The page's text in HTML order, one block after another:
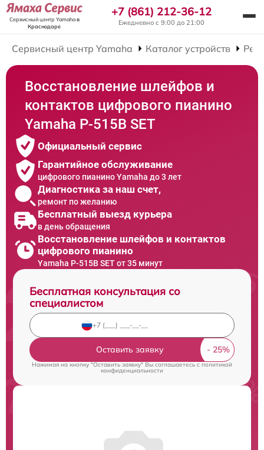
Сервисный центр Yamahaв
Краснодаре
+7 (861) 212-36-12
Ежедневно с 9:00 до 21:00
Сервисный центр Yamaha Каталог устройств
Восстановление шлейфов и
контактов цифрового пианино
Yamaha P-515B SET
Официальный сервис
Гарантийное обслуживание
цифрового пианино Yamaha до 3 лет
Диагностика за наш счет,
ремонт по желанию
Бесплатный выезд курьера
в день обращения
Восстановление шлейфов и контактов
цифрового пианино
Yamaha P-515B SET от 35 минут
Бесплатная консультация со
специалистом
Оставить заявку
Нажимая на кнопку "Оставить заявку" Вы соглашаетесь cполитикой
конфиденциальности